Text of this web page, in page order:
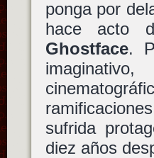
ponga por
hace acto
Ghostface.
sufrida
diez años